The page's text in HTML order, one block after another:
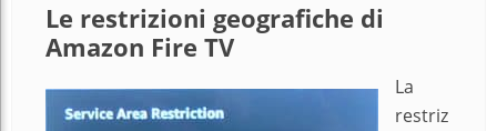
Le restrizioni geografiche di
Amazon Fire TV
La
restriz